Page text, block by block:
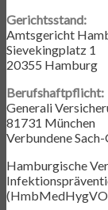
Gerichtsstand:
Amtsgericht
Sievekingplatz 1
20355 Hamburg
Berufshaftpflicht:
Generali
81731 München
Verbundene
Hamburgische